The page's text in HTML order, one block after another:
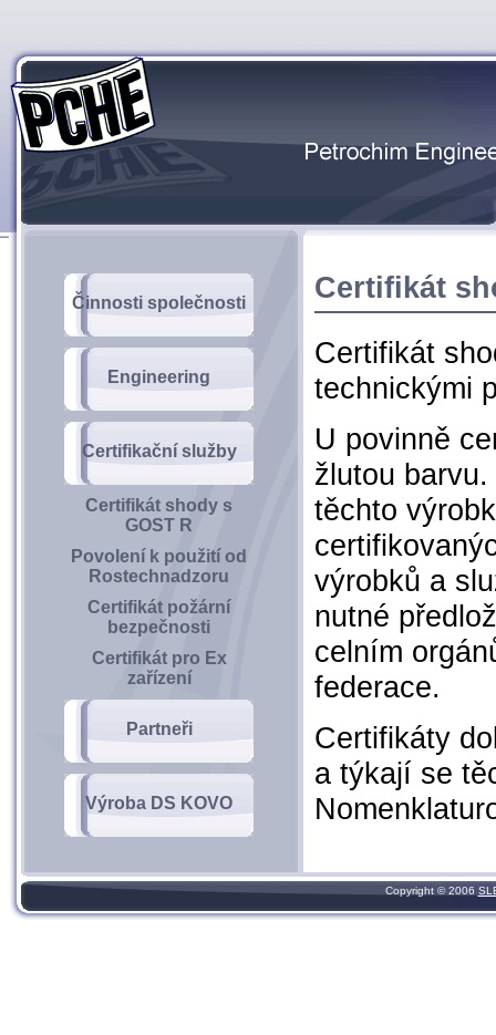
Činnosti společnosti
Engineering
Certifikační služby
Certifikát shody s
GOST R
Povolení k použití od
Rostechnadzoru
Certifikát požární
bezpečnosti
Certifikát pro Ex
zařízení
Partneři
Výroba DS KOVO
Certifikát
Certifikát
technickými
U povinně
žlutou
těchto
výrobků a
nutné
celním
federace.
Certifikáty
a týkají se
Copyright © 2006